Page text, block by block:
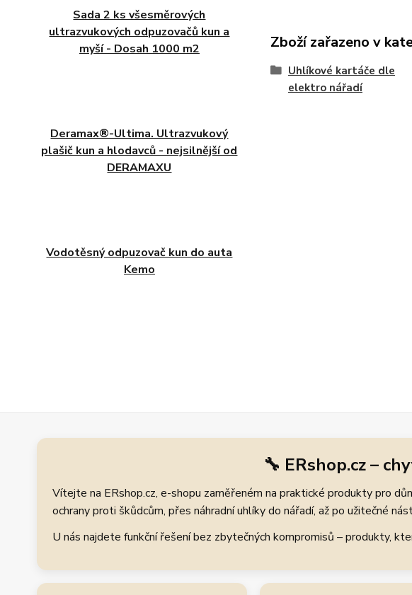
Sada 2 ks všesměrových
ultrazvukových odpuzovačů kun a
myší - Dosah 1000 m2
Deramax®-Ultima. Ultrazvukový
plašič kun a hlodavců - nejsilnější od
DERAMAXU
Vodotěsný odpuzovač kun do auta
Kemo
Zboží zařazeno v
Uhlíkové kartáče dle
elektro nářadí
🔧 ERshop.cz –
Vítejte na ERshop.cz, e-shopu zaměřeném na praktické produkty pro
ochrany proti škůdcům, přes náhradní uhlíky do nářadí, až po užitečné
U nás najdete funkční řešení bez zbytečných kompromisů – produkty,